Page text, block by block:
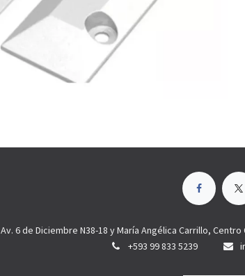
Av. 6 de Diciembre N38-18 y María Angélica Carrillo,
+593 99 833 5239